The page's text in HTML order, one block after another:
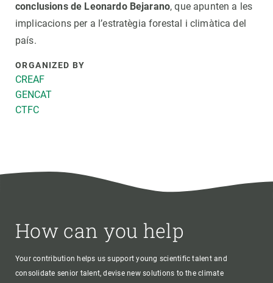
conclusions de Leonardo Bejarano, que apunten a les
implicacions per a l’estratègia forestal i climàtica del
país.
ORGANIZED BY
CREAF
GENCAT
CTFC
How can you help
Your contribution helps us support young scientific talent and
consolidate senior talent, devise new solutions to the climate